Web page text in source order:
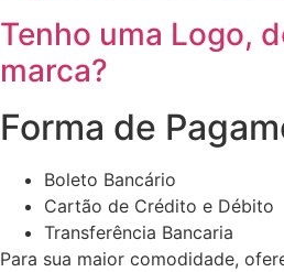
Tenho uma Logo,
marca?
Forma de
Boleto Bancário
Cartão de Crédito e Débito
Transferência Bancaria
Para sua maior comodidade,